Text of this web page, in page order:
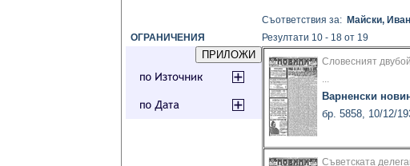
ОГРАНИЧЕНИЯ
Съответствия за: Майски,
Резултати 10 - 18 от 19
Словесният
...
Варненски
бр. 5858, 10/12/
Съветската